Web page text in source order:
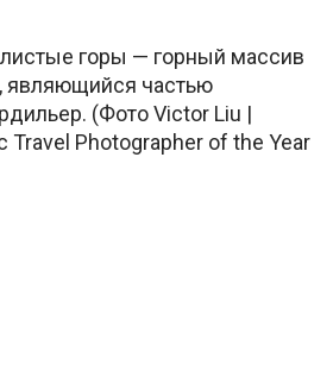
горы — горный массив
являющийся частью
(Фото Victor Liu |
Travel Photographer of the Year